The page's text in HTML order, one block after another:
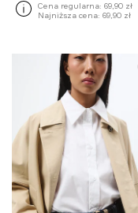
Cena regularna: 69,90 zł
Najniższa cena: 69,90 zł